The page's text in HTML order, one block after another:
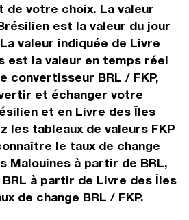
de votre choix. La valeur
est la valeur du jour
valeur indiquée de Livre
est la valeur en temps réel
convertisseur BRL / FKP,
et échanger votre
et en Livre des Îles
les tableaux de valeurs FKP
le taux de change
Malouines à partir de BRL,
à partir de Livre des Îles
de change BRL / FKP.